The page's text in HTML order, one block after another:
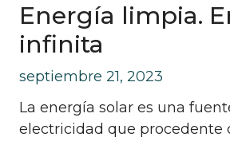
Energía limpia.
infinita
septiembre 21, 2023
La energía solar es una
electricidad que procedente